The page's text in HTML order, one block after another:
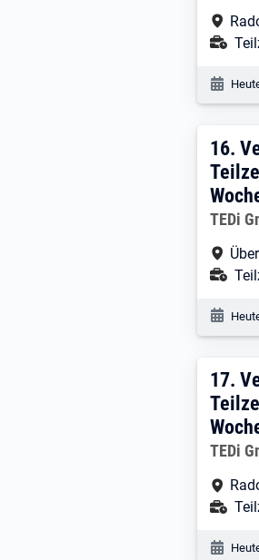
16.
16.
TEDi
17.
17.
TEDi